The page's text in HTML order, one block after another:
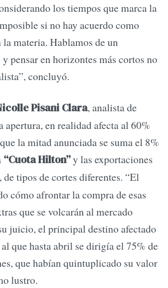
los tiempos que marca la
si no hay acuerdo como
materia. Hablamos de un
pensar en horizontes más cortos no
concluyó.
Pisani Clara, analista de
en realidad afecta al 60%
la mitad anunciada se suma el 8%
“Cuota Hilton”y las exportaciones
, de tipos de cortes diferentes. “El
cómo afrontar la compra de esas
que se volcarán al mercado
juicio, el principal destino afectado
que hasta abril se dirigía el 75% de
que habían quintuplicado su valor
lustro.